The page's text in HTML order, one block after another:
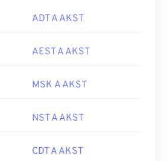
ADT A AKST
AEST A AKST
MSK A AKST
NST A AKST
CDT A AKST